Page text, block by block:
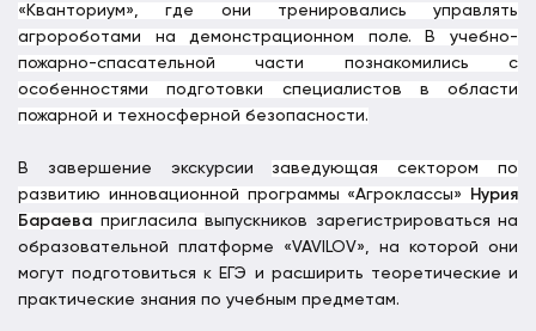
«Кванториум», где они тренировались управлять
агророботами на демонстрационном поле. В учебно-
пожарно-спасательной части познакомились с
особенностями подготовки специалистов в области
пожарной и техносферной безопасности.
В завершение экскурсии заведующая сектором по
развитию инновационной программы «Агроклассы»
Нурия
Бараева пригласила выпускников зарегистрироваться на
образовательной платформе «VAVILOV», на которой они
могут подготовиться к ЕГЭ и расширить теоретические и
практические знания по учебным предметам.